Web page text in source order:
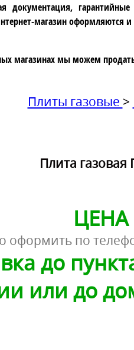
документация,
магазин оформляются
магазинах мы можем
Плиты газовые >
Плита газовая
ЦЕНА
оформить по
до
или до